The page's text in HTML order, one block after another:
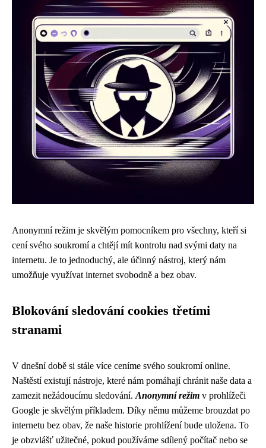
Anonymní režim je skvělým pomocníkem pro všechny, kteří si
cení svého soukromí a chtějí mít kontrolu nad svými daty na
internetu. Je to jednoduchý, ale účinný nástroj, který nám
umožňuje využívat internet svobodně a bez obav.
Blokování sledování cookies třetími
stranami
V dnešní době si stále více ceníme svého soukromí online.
Naštěstí existují nástroje, které nám pomáhají chránit naše data a
zamezit nežádoucímu sledování. Anonymní režim v prohlížeči
Google je skvělým příkladem. Díky němu můžeme brouzdat po
internetu bez obav, že naše historie prohlížení bude uložena. To
je obzvlášť užitečné, pokud používáme sdílený počítač nebo se